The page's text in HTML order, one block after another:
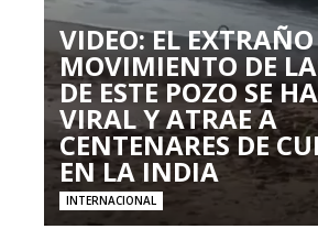
VIDEO: EL EXTRAÑO
MOVIMIENTO DE
DE ESTE POZO SE
VIRAL Y ATRAE A
CENTENARES DE
EN LA INDIA
INTERNACIONAL